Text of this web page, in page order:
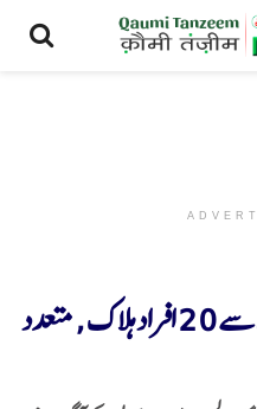
جیسلمیر میں بس میں آگ لگنےسے 20 افراد ہلاک , متعدد